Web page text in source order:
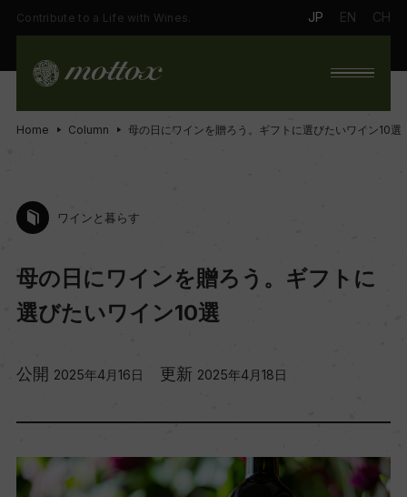
Contribute to a Life with Wines. JP EN CH
Home Column 母の日にワインを贈ろう。ギフトに選びたいワイン10選
ワインと暮らす
母の日にワインを贈ろう。ギフトに
選びたいワイン10選
公開 2025年4月16日 更新 2025年4月18日